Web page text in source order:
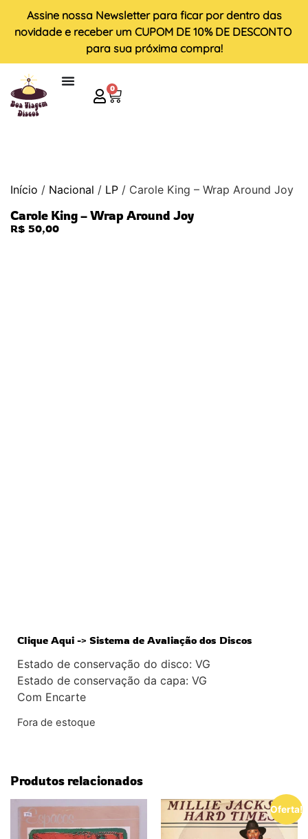
Assine nossa Newsletter para ficar por dentro das
novidade e receber um CUPOM DE 10% DE DESCONTO
para sua próxima compra!
0
Início / Nacional / LP / Carole King – Wrap Around Joy
Carole King – Wrap Around Joy
R$ 50,00
Clique Aqui -> Sistema de Avaliação dos Discos
Estado de conservação do disco: VG
Estado de conservação da capa: VG
Com Encarte
Fora de estoque
Produtos relacionados
Oferta!